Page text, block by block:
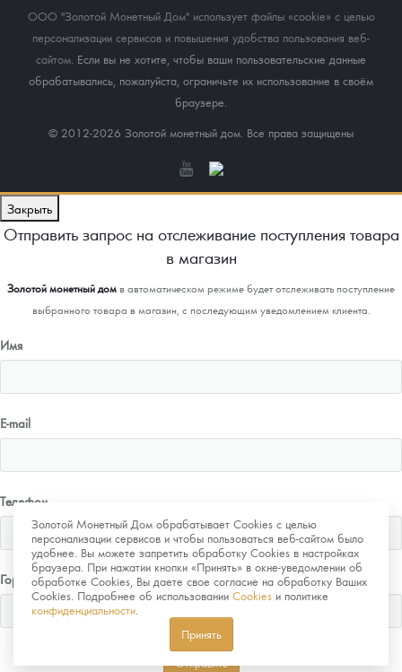
ООО "Золотой Монетный Дом" использует файлы «cookie» с целью
персонализации сервисов и повышения удобства пользования веб-
сайтом. Если вы не хотите, чтобы ваши пользовательские данные
обрабатывались, пожалуйста, ограничьте их использование в своём
браузере.
© 2012-2026 Золотой монетный дом. Все права защищены
Золотой Монетный Дом обрабатывает Cookies с целью
персонализации сервисов и чтобы пользоваться веб-сайтом было
удобнее. Вы можете запретить обработку Cookies в настройках
браузера. При нажатии кнопки «Принять» в окне-уведомлении об
обработке Cookies, Вы даете свое согласие на обработку Ваших
Cookies. Подробнее об использовании Cookies и политике
конфиденциальности
Принять
Закрыть
Отправить запрос на отслеживание поступления товара
в магазин
Золотой монетный домв автоматическом режиме будет отслеживать поступление
выбранного товара в магазин, с последующим уведомлением клиента.
Имя
E-mail
Телефон
Город
Отправить